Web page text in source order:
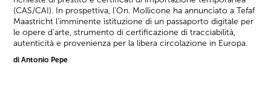
(CAS/CAI). In prospettiva, l'On. Mollicone ha annunciato a Tefaf
Maastricht l'imminente istituzione di un passaporto digitale per
le opere d'arte, strumento di certificazione di tracciabilità,
autenticità e provenienza per la libera circolazione in Europa.
di Antonio Pepe